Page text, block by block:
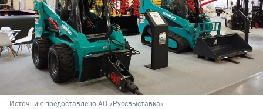
Источник: предоставлено АО «Руссвыставка»